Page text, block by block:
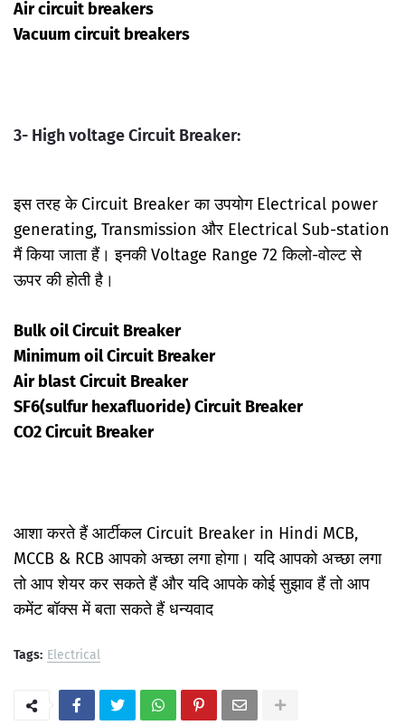
Air circuit breakers
Vacuum circuit breakers
3- High voltage Circuit Breaker:
इस तरह के Circuit Breaker का उपयोग Electrical power
generating, Transmission और Electrical Sub-station
मैं किया जाता हैं। इनकी Voltage Range 72 किलो-वोल्ट से
ऊपर की होती है।
Bulk oil Circuit Breaker
Minimum oilCircuit Breaker
Air blastCircuit Breaker
SF6(sulfur hexafluoride)Circuit Breaker
CO2Circuit Breaker
आशा करते हैं आर्टीकल Circuit Breaker in Hindi MCB,
MCCB & RCB आपको अच्छा लगा होगा। यदि आपको अच्छा लगा
तो आप शेयर कर सकते हैं और यदि आपके कोई सुझाव हैं तो आप
कमेंट बॉक्स में बता सकते हैं धन्यवाद
Tags: Electrical